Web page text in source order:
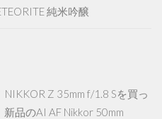
純米吟醸
Z 35mm f/1.8 Sを買っ
品のAI AF Nikkor 50mm